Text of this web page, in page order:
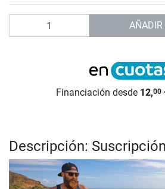
AÑADIR
Financiación desde 12,00
Descripción: